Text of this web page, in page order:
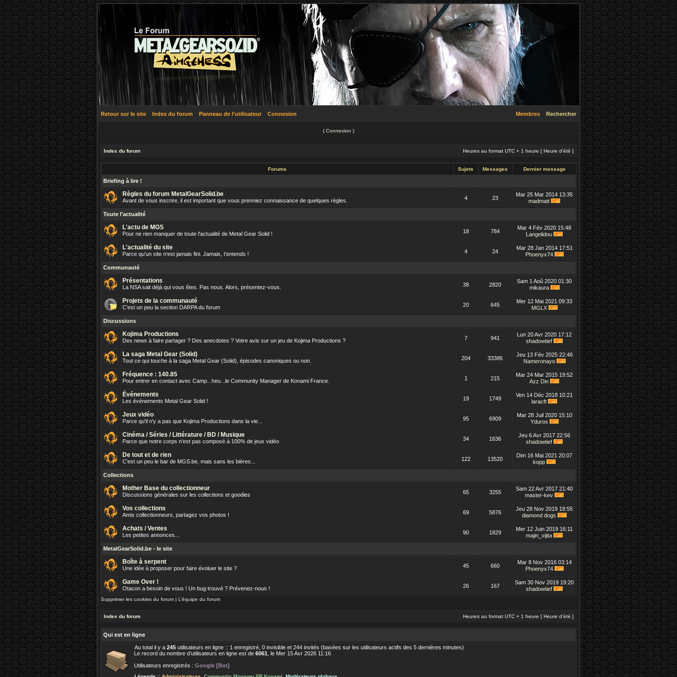
Retour sur le site Index du forum Panneau de l’utilisateur Connexion Rechercher
Membres
( Connexion )
Index du forum Heures au format UTC + 1 heure [ Heure d’été ]
Forums Sujets Messages Dernier message
Briefing à lire !
Règles du forum MetalGearSolid.be
Avant de vous inscrire, il est important que vous prenniez connaissance de quelques règles. 4 23
Mar 25 Mar 2014 13:35
madmatt
Toute l'actualité
L'actu de MGS
Pour ne rien manquer de toute l'actualité de Metal Gear Solid ! 18 784
Mar 4 Fév 2020 15:48
Langelidou
L'actualité du site
Parce qu'un site n'est jamais fini. Jamais, t'entends ! 4 24
Mar 28 Jan 2014 17:51
Phoenyx74
Communauté
Présentations
La NSA sait déjà qui vous êtes. Pas nous. Alors, présentez-vous. 38 2820
Sam 1 Aoû 2020 01:30
mikaura
Projets de la communauté
C'est un peu la section DARPA du forum 20 645
Mer 12 Mai 2021 09:33
MGLX
Discussions
Kojima Productions
Des news à faire partager ? Des anecdotes ? Votre avis sur un jeu de Kojima Productions ? 7 941
Lun 20 Avr 2020 17:12
shadowtief
La saga Metal Gear (Solid)
Tout ce qui touche à la saga Metal Gear (Solid), épisodes canoniques ou non. 204 33386
Jeu 13 Fév 2025 22:46
Nameronayo
Fréquence : 140.85
Pour entrer en contact avec Camp...heu...le Community Manager de Konami France. 1 215
Mar 24 Mar 2015 19:52
Azz Din
Événements
Les événements Metal Gear Solid ! 19 1749
Ven 14 Déc 2018 10:21
laracft
Jeux vidéo
Parce qu'il n'y a pas que Kojima Productions dans la vie... 95 6909
Mar 28 Juil 2020 15:10
Yduros
Cinéma / Séries / Littérature / BD / Musique
Parce que notre corps n'est pas composé à 100% de jeux vidéo 34 1636
Jeu 6 Avr 2017 22:56
shadowtief
De tout et de rien
C'est un peu le bar de MGS.be, mais sans les bières... 122 13520
Dim 16 Mai 2021 20:07
kopp
Collections
Mother Base du collectionneur
Discussions générales sur les collections et goodies 65 3255
Sam 22 Avr 2017 21:40
master-kev
Vos collections
Amis collectionneurs, partagez vos photos ! 69 5876
Jeu 28 Nov 2019 18:55
diamond dogs
Achats / Ventes
Les petites annonces... 90 1829
Mer 12 Juin 2019 16:11
majin_vijita
MetalGearSolid.be - le site
Boîte à serpent
Une idée à proposer pour faire évoluer le site ? 45 660
Mar 8 Nov 2016 03:14
Phoenyx74
Game Over !
Otacon a besoin de vous ! Un bug trouvé ? Prévenez-nous ! 26 167
Sam 30 Nov 2019 19:20
shadowtief
Supprimer les cookies du forum | L’équipe du forum
Index du forum Heures au format UTC + 1 heure [ Heure d’été ]
Qui est en ligne
Au total il y a 245 utilisateurs en ligne :: 1 enregistré, 0 invisible et 244 invités (basées sur les utilisateurs actifs des 5 dernières minutes)
Le record du nombre d’utilisateurs en ligne est de 6061 , le Mer 15 Avr 2026 11:16
Utilisateurs enregistrés : Google [Bot]